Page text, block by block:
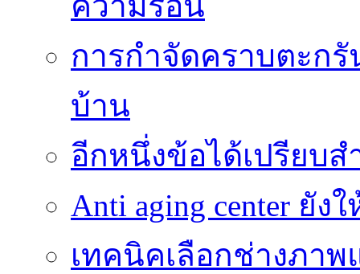
การกำจัดคราบตะก
บ้าน
อีกหนึ่งข้อได้เปรียบส
Anti aging center ยั
เทคนิคเลือกช่างภา